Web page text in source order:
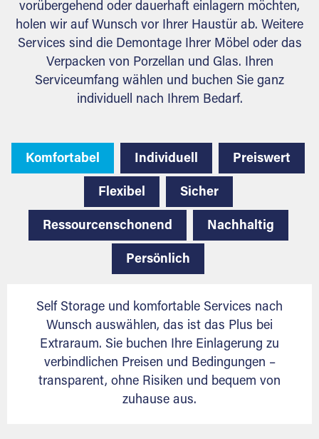
vorübergehend oder dauerhaft einlagern möchten,
holen wir auf Wunsch vor Ihrer Haustür ab. Weitere
Services sind die Demontage Ihrer Möbel oder das
Verpacken von Porzellan und Glas. Ihren
Serviceumfang wählen und buchen Sie ganz
individuell nach Ihrem Bedarf.
Komfortabel Individuell Preiswert
Flexibel Sicher
Ressourcenschonend Nachhaltig
Persönlich
Self Storage und komfortable Services nach
Wunsch auswählen, das ist das Plus bei
Extraraum. Sie buchen Ihre Einlagerung zu
verbindlichen Preisen und Bedingungen –
transparent, ohne Risiken und bequem von
zuhause aus.